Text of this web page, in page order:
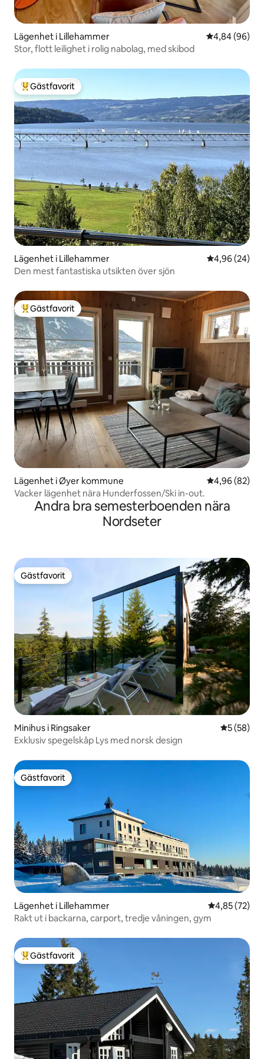
Lägenhet i Lillehammer 4,84 av 5 i
4,84 (96)
Stor, flott leilighet i rolig nabolag, med skibod
Populär gästfavorit
Gästfavorit
Lägenhet i Lillehammer 4,96 av 5 i
4,96 (24)
Den mest fantastiska utsikten över sjön
Populär gästfavorit
Gästfavorit
Lägenhet i Øyer kommune 4,96 av 5 i
4,96 (82)
Vacker lägenhet nära Hunderfossen/Ski in-out.
Andra bra semesterboenden nära
Nordseter
Gästfavorit
Gästfavorit
Minihus i Ringsaker 5 av 5 i
5 (58)
Exklusiv spegelskåp Lys med norsk design
Gästfavorit
Gästfavorit
Lägenhet i Lillehammer 4,85 av 5 i
4,85 (72)
Rakt ut i backarna, carport, tredje våningen, gym
Populär gästfavorit
Gästfavorit